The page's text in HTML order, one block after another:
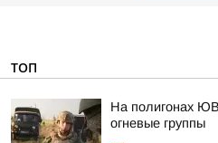
ТОП
На полигонах
огневые группы